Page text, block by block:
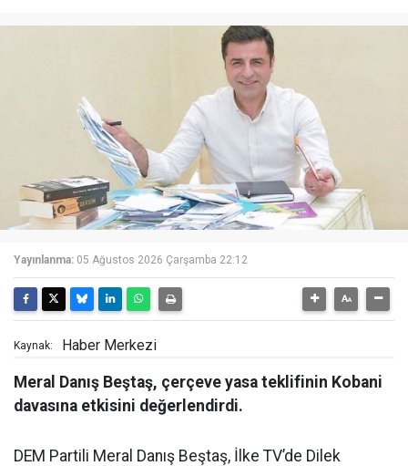
Yayınlanma: 05 Ağustos 2026 Çarşamba 22:12
Kaynak: Haber Merkezi
Meral Danış Beştaş, çerçeve yasa teklifinin Kobani
davasına etkisini değerlendirdi.
DEM Partili Meral Danış Beştaş, İlke TV’de Dilek